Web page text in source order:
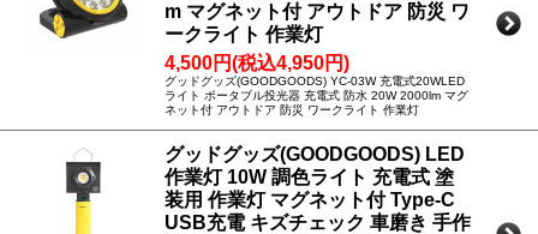
m マグネット付 アウトドア 防災 ワ
ークライト 作業灯
4,500円(税込4,950円)
グッドグッズ(GOODGOODS) YC-03W 充電式20WLED
ライト ポータブル投光器 充電式 防水 20W 2000lm マグ
ネット付 アウトドア 防災 ワークライト 作業灯
グッドグッズ(GOODGOODS) LED
作業灯 10W 調色ライト 充電式 塗
装用 作業灯 マグネット付 Type-C
USB充電 キズチェック 車磨き 手作